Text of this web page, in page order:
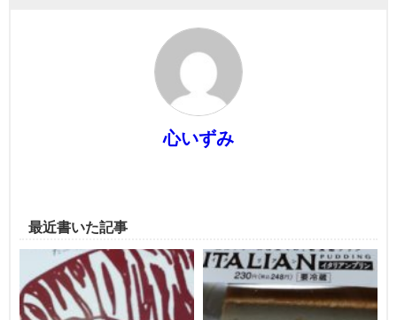
心いずみ
最近書いた記事